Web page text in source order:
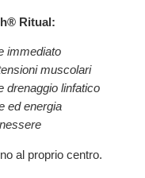
Ritual :
immediato
muscolari
drenaggio linfatico
ed energia
al proprio centro.